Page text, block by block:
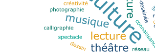
Renaud Blunat, Ludivine Laugier